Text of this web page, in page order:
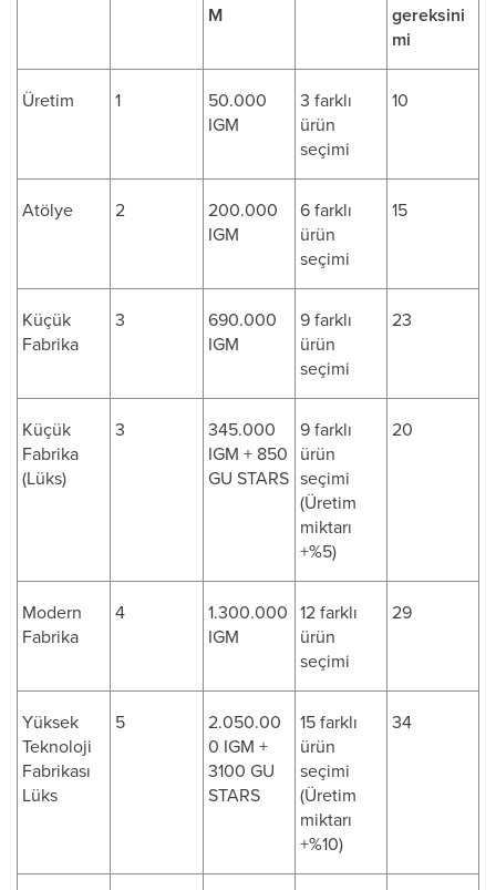
M
gereksini
mi
Üretim 1
50.000
IGM
3 farklı
ürün
seçimi
10
Atölye 2
200.000
IGM
6 farklı
ürün
seçimi
15
Küçük
Fabrika
3
690.000
IGM
9 farklı
ürün
seçimi
23
Küçük
Fabrika
(Lüks)
3
345.000
IGM + 850
GU STARS
9 farklı
ürün
seçimi
(Üretim
miktarı
+%5)
20
Modern
Fabrika
4
1.300.000
IGM
12 farklı
ürün
seçimi
29
Yüksek
Teknoloji
Fabrikası
Lüks
5
2.050.00
0 IGM +
3100 GU
STARS
15 farklı
ürün
seçimi
(Üretim
miktarı
+%10)
34